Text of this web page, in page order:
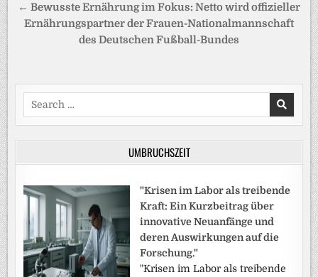
← Bewusste Ernährung im Fokus: Netto wird offizieller
Ernährungspartner der Frauen-Nationalmannschaft
des Deutschen Fußball-Bundes
Search
for:
UMBRUCHSZEIT
"Krisen im Labor als treibende
Kraft: Ein Kurzbeitrag über
innovative Neuanfänge und
deren Auswirkungen auf die
Forschung."
"Krisen im Labor als treibende